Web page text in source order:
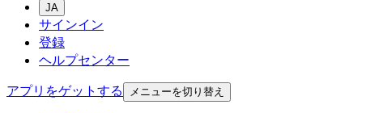
JA
サインイン
登録
ヘルプセンター
アプリをゲットする
メニューを切り替え